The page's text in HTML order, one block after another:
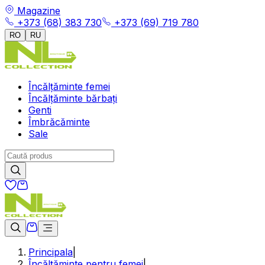
Magazine
+373 (68) 383 730
+373 (69) 719 780
RO RU
Încălțăminte femei
Încălțăminte bărbați
Genti
Îmbrăcăminte
Sale
Principala